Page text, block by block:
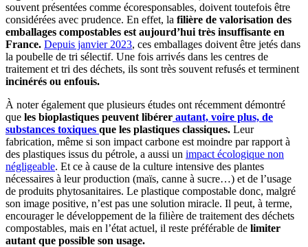
souvent présentées comme écoresponsables, doivent toutefois être
considérées avec prudence. En effet, la filière de valorisation des
emballages compostables est aujourd’hui très insuffisante en
France. Depuis janvier 2023, ces emballages doivent être jetés dans
la poubelle de tri sélectif. Une fois arrivés dans les centres de
traitement et tri des déchets, ils sont très souvent refusés et terminent
incinérés ou enfouis.
À noter également que plusieurs études ont récemment démontré
que les bioplastiques peuvent libérer autant, voire plus, de
substances toxiques que les plastiques classiques. Leur
fabrication, même si son impact carbone est moindre par rapport à
des plastiques issus du pétrole, a aussi un impact écologique non
négligeable. Et ce à cause de la culture intensive des plantes
nécessaires à leur production (maïs, canne à sucre…) et de l’usage
de produits phytosanitaires. Le plastique compostable donc, malgré
son image positive, n’est pas une solution miracle. Il peut, à terme,
encourager le développement de la filière de traitement des déchets
compostables, mais en l’état actuel, il reste préférable de limiter
autant que possible son usage.